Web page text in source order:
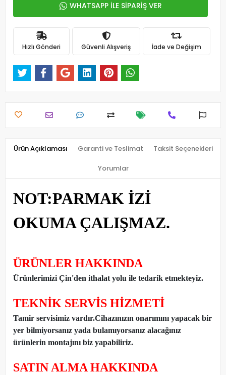
WHATSAPP İLE SİPARİŞ VER
Hızlı Gönderi Güvenli Alışveriş İade ve Değişim
Ürün Açıklaması Garanti ve Teslimat Taksit Seçenekleri
Yorumlar
NOT:PARMAK İZİ
OKUMA ÇALIŞMAZ.
ÜRÜNLER HAKKINDA
Ürünlerimizi Çin'den ithalat yolu ile tedarik etmekteyiz.
TEKNİK SERVİS HİZMETİ
Tamir servisimiz vardır.Cihazınızın onarımını yapacak bir
yer bilmiyorsanız yada bulamıyorsanız alacağınız
ürünlerin montajını biz yapabiliriz.
SATIN ALMA HAKKINDA